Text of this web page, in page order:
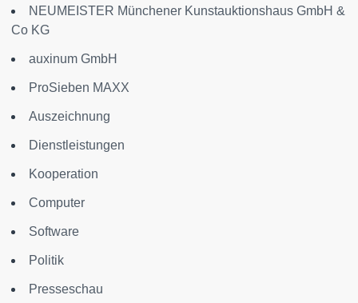
NEUMEISTER Münchener Kunstauktionshaus GmbH &
Co KG
auxinum GmbH
ProSieben MAXX
Auszeichnung
Dienstleistungen
Kooperation
Computer
Software
Politik
Presseschau